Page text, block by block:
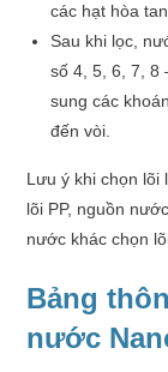
các hạt hòa
Sau khi lọc,
số 4, 5, 6, 7, 8
sung các
đến vòi.
Lưu ý khi chọn lõi
lõi PP, nguồn
nước khác chọn
Bảng
nước